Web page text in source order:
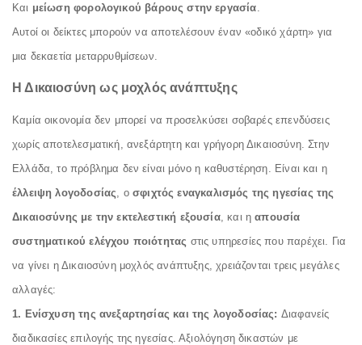
Και μείωση φορολογικού βάρους στην εργασία
Αυτοί οι δείκτες μπορούν να αποτελέσουν έναν «οδικό χάρτη» για
μια δεκαετία μεταρρυθμίσεων.
Η Δικαιοσύνη ως μοχλός ανάπτυξης
Καμία οικονομία δεν μπορεί να προσελκύσει σοβαρές επενδύσεις
χωρίς αποτελεσματική, ανεξάρτητη και γρήγορη Δικαιοσύνη. Στην
Ελλάδα, το πρόβλημα δεν είναι μόνο η καθυστέρηση. Είναι και η
έλλειψη λογοδοσίας , ο σφιχτός εναγκαλισμός της ηγεσίας της
Δικαιοσύνης με την εκτελεστική εξουσία, και ηαπουσία
συστηματικού ελέγχου ποιότητας στις υπηρεσίες που παρέχει. Για
να γίνει η Δικαιοσύνη μοχλός ανάπτυξης, χρειάζονται τρεις μεγάλες
αλλαγές:
1. Ενίσχυση της ανεξαρτησίας και της λογοδοσίας: Διαφανείς
διαδικασίες επιλογής της ηγεσίας. Αξιολόγηση δικαστών με